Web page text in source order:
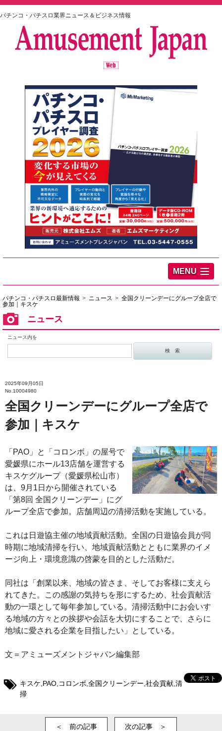
パチンコ・パチスロ業界ニュース＆ビジネス情報
MENU
パチンコ・パチスロ最新情報 ニュース
全国クリーンデーにグループ全店で
参加｜キスケ
ニュース
ニュース内を
2025年09月05日
No.10004980
全国クリーンデーにグループ全店で
参加｜キスケ
「PAO」と「コロンボ」の屋号で
愛媛県にホール13店舗を運営する
キスケグループ（愛媛県松山市）
は、9月1日から開催されている
「第8回 全国クリーンデー」にグ
ループ全店で参加。店舗周辺の清掃活動を実施している。
これは日遊協主催の地域貢献活動。全国の日遊協会員が同
時期に地域清掃を行い、地域貢献活動とともに業界のイメ
ージ向上・環境意識の啓蒙を目的とした活動だ。
同社は「創業以来、地域の皆さま、そしてお客様に支えら
れてきた。この感謝の気持ちを形にするため、社会貢献活
動の一環として毎年参加している。清掃活動中にお会いす
る地域の方々との挨拶や会話を大切にすることで、さらに
地域に愛される企業を目指したい」としている。
文＝アミューズメントジャパン編集部
キスケ PAO コロンボ 全国クリーンデー 社会貢献 清
掃
＜ 前の記事 次の記事 ＞